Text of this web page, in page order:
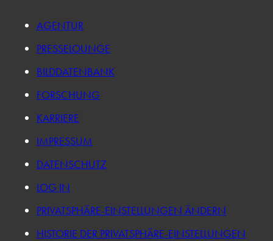
AGENTUR
PRESSELOUNGE
BILDDATENBANK
FORSCHUNG
KARRIERE
IMPRESSUM
DATENSCHUTZ
LOG IN
PRIVATSPHÄRE-EINSTELLUNGEN ÄNDERN
HISTORIE DER PRIVATSPHÄRE-EINSTELLUNGEN